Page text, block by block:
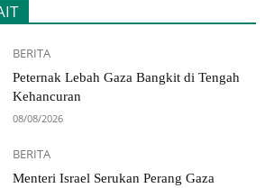
BERITA
Peternak Lebah Gaza Bangkit di Tengah
Kehancuran
08/08/2026
BERITA
Menteri Israel Serukan Perang Gaza